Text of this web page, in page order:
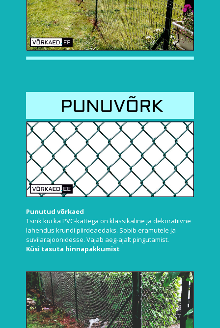
Punutud võrkaed
Tsink kui ka PVC-kattega on klassikaline ja dekoratiivne
lahendus krundi piirdeaedaks. Sobib eramutele ja
suvilarajoonidesse. Vajab aeg-ajalt pingutamist.
Küsi tasuta hinnapakkumist